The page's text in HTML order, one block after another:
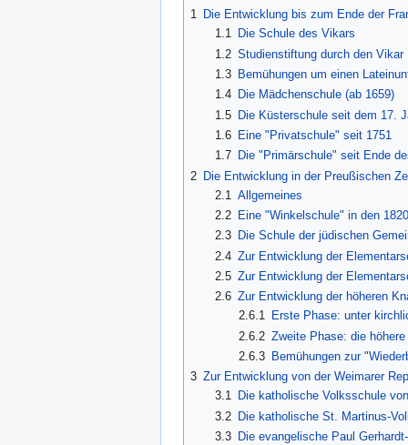
1 Die Entwicklung bis zum Ende der
1.1
Die Schule des Vikars
1.2 Studienstiftung durch den Vikar
1.3
Bemühungen um einen
1.4
Die Mädchenschule (ab 1659)
1.5
Die Küsterschule seit dem 17.
1.6
Eine "Privatschule" seit 1751
1.7
Die "Primärschule" seit Ende
2 Die Entwicklung in der Preußischen
2.1 Allgemeines
2.2
Eine "Winkelschule" in den
2.3
Die Schule der jüdischen
2.4 Zur Entwicklung der
2.5 Zur Entwicklung der
2.6 Zur Entwicklung der höheren
2.6.1 Erste Phase: unter
2.6.2 Zweite Phase: die
2.6.3 Bemühungen zur
3 Zur Entwicklung von der Weimarer
3.1
Die katholische Volksschule
3.2 Die katholische St. Martinus-
3.3
Die evangelische Paul